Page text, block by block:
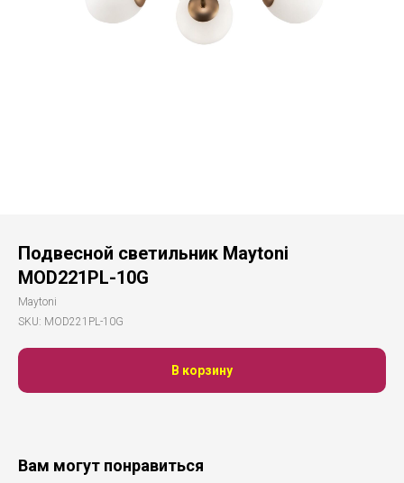
Подвесной светильник Maytoni
MOD221PL-10G
Maytoni
SKU: MOD221PL-10G
В корзину
Вам могут понравиться